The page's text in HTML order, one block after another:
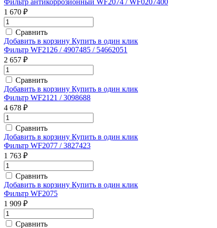
1 670 ₽
Сравнить
Добавить в корзину Купить в один клик
Фильтр WF2126 / 4907485 / 54662051
2 657 ₽
Сравнить
Добавить в корзину Купить в один клик
Фильтр WF2121 / 3098688
4 678 ₽
Сравнить
Добавить в корзину Купить в один клик
Фильтр WF2077 / 3827423
1 763 ₽
Сравнить
Добавить в корзину Купить в один клик
Фильтр WF2075
1 909 ₽
Сравнить